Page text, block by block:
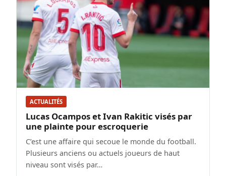
ACTUALITÉS
Lucas Ocampos et Ivan Rakitic visés par
une plainte pour escroquerie
C’est une affaire qui secoue le monde du football.
Plusieurs anciens ou actuels joueurs de haut
niveau sont visés par…